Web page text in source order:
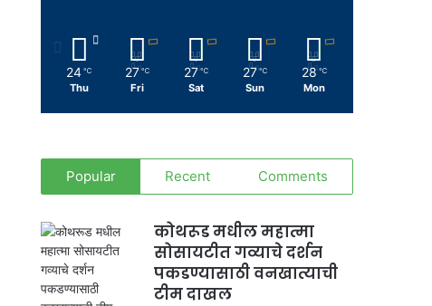
24 ℃
Thu
27 ℃
Fri
27 ℃
Sat
27 ℃
Sun
28 ℃
Mon
Popular Recent Comments
कोथरूड मधील महात्मा
सोसायटीत गव्याचे दर्शन
पकडण्यासाठी वनखात्याची
टीम दाखल